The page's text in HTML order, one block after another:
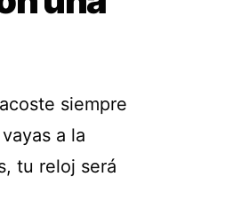
siempre
a la
tu reloj será